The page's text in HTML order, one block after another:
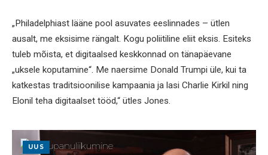
„Philadelphiast lääne pool asuvates eeslinnades – ütlen
ausalt, me eksisime rängalt. Kogu poliitiline eliit eksis. Esiteks
tuleb mõista, et digitaalsed keskkonnad on tänapäevane
„uksele koputamine“. Me naersime Donald Trumpi üle, kui ta
katkestas traditsioonilise kampaania ja lasi Charlie Kirkil ning
Elonil teha digitaalset tööd,“ ütles Jones.
UUS